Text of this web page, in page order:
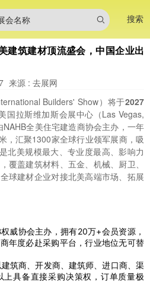
会名称 搜索
建筑建材顶流盛会，中国企业出
来源 : 去展网
Builders' Show）将于2027
国拉斯维加斯会展中心（Las Vegas,
全美住宅建造商协会主办，一年
，汇聚1300家全球行业领军展商，吸
北美规模最大、专业度最高、影响力
覆盖建筑材料、五金、机械、厨卫、
球建材企业对接北美高端市场、拓展
威协会主办，拥有20万+会员资源，
年度必赴采购平台，行业地位无可替
筑商、开发商、建筑师、进口商、渠
具备直接采购决策权，订单质量极